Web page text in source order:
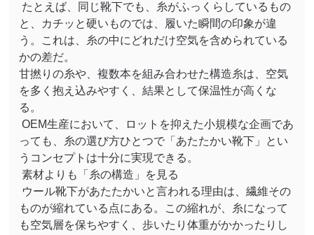
たとえば、同じ靴下でも、糸がふっくらしているもの
と、カチッと硬いものでは、履いた瞬間の印象が違
う。これは、糸の中にどれだけ空気を含められている
かの差だ。
甘撚りの糸や、複数本を組み合わせた構造糸は、空気
を多く抱え込みやすく、結果として保温性が高くな
る。
OEM生産において、ロットを抑えた小規模な企画であ
っても、糸の選び方ひとつで「あたたかい靴下」とい
うコンセプトは十分に実現できる。
素材よりも「糸の構造」を見る
ウール靴下があたたかいと言われる理由は、繊維その
ものが縮れている点にある。この縮れが、糸になって
も空気層を保ちやすく、歩いたり体重がかかったりし